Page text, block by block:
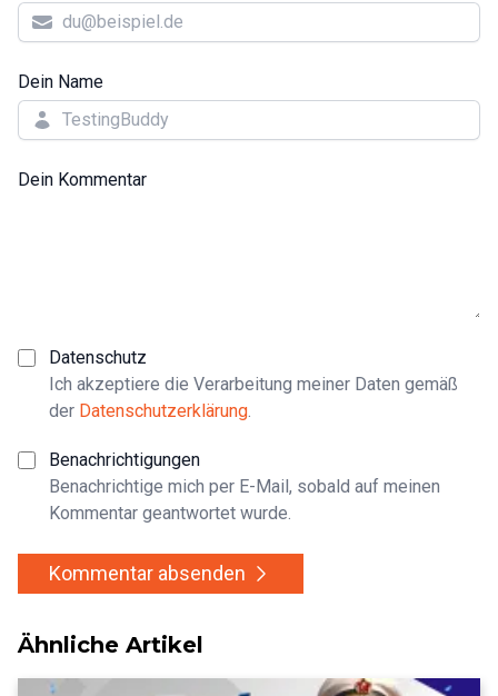
Dein Name
Dein Kommentar
Datenschutz
Ich akzeptiere die Verarbeitung meiner Daten gemäß
der Datenschutzerklärung
Benachrichtigungen
Benachrichtige mich per E-Mail, sobald auf meinen
Kommentar geantwortet wurde.
Kommentar absenden
Ähnliche Artikel